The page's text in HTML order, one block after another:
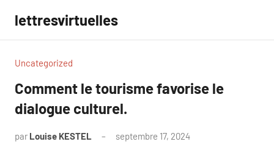
contenu
lettresvirtuelles
Uncategorized
Comment le tourisme favorise le
dialogue culturel.
par Louise KESTEL septembre 17, 2024